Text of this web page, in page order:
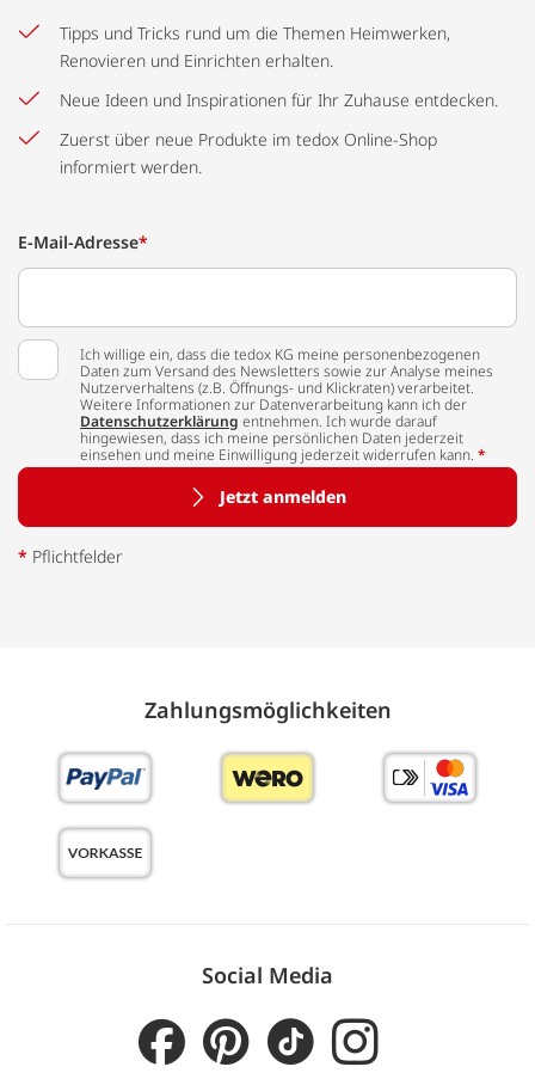
Tipps und Tricks rund um die Themen Heimwerken,
Renovieren und Einrichten erhalten.
Neue Ideen und Inspirationen für Ihr Zuhause entdecken.
Zuerst über neue Produkte im tedox Online-Shop
informiert werden.
E-Mail-Adresse*
Ich willige ein, dass die tedox KG meine personenbezogenen
Daten zum Versand des Newsletters sowie zur Analyse meines
Nutzerverhaltens (z.B. Öffnungs- und Klickraten) verarbeitet.
Weitere Informationen zur Datenverarbeitung kann ich der
Datenschutzerklärung entnehmen. Ich wurde darauf
hingewiesen, dass ich meine persönlichen Daten jederzeit
einsehen und meine Einwilligung jederzeit widerrufen kann. *
Jetzt anmelden
* Pflichtfelder
Zahlungs­möglich­keiten
Social Media